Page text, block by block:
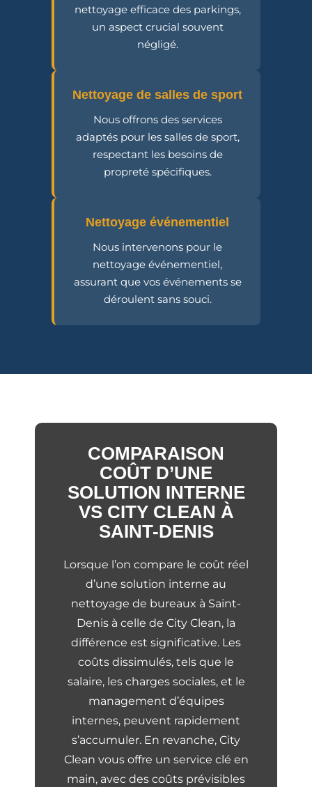
nettoyage efficace des parkings,
un aspect crucial souvent
négligé.
Nettoyage de salles de sport
Nous offrons des services
adaptés pour les salles de sport,
respectant les besoins de
propreté spécifiques.
Nettoyage événementiel
Nous intervenons pour le
nettoyage événementiel,
assurant que vos événements se
déroulent sans souci.
COMPARAISON
COÛT D’UNE
SOLUTION INTERNE
VS CITY CLEAN À
SAINT-DENIS
Lorsque l’on compare le coût réel
d’une solution interne au
nettoyage de bureaux à Saint-
Denis à celle de City Clean, la
différence est significative. Les
coûts dissimulés, tels que le
salaire, les charges sociales, et le
management d’équipes
internes, peuvent rapidement
s’accumuler. En revanche, City
Clean vous offre un service clé en
main, avec des coûts prévisibles